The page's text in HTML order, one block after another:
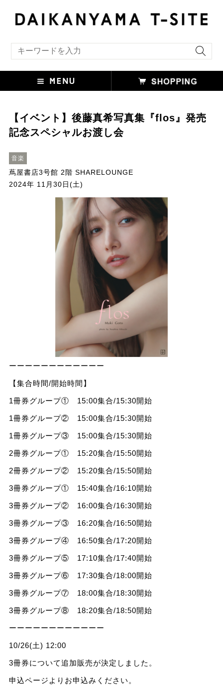
【イベント】後藤真希写真集『flos』発売
記念スペシャルお渡し会
音楽
蔦屋書店3号館 2階 SHARELOUNGE
2024年 11月30日(土)
ーーーーーーーーーーーー
【集合時間/開始時間】
1冊券グループ① 15:00集合/15:30開始
1冊券グループ② 15:00集合/15:30開始
1冊券グループ③ 15:00集合/15:30開始
2冊券グループ① 15:20集合/15:50開始
2冊券グループ② 15:20集合/15:50開始
3冊券グループ① 15:40集合/16:10開始
3冊券グループ② 16:00集合/16:30開始
3冊券グループ③ 16:20集合/16:50開始
3冊券グループ④ 16:50集合/17:20開始
3冊券グループ⑤ 17:10集合/17:40開始
3冊券グループ⑥ 17:30集合/18:00開始
3冊券グループ⑦ 18:00集合/18:30開始
3冊券グループ⑧ 18:20集合/18:50開始
ーーーーーーーーーーーー
10/26(土) 12:00
3冊券について追加販売が決定しました。
申込ページよりお申込みください。